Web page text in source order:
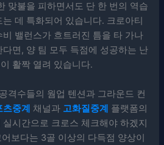
맞불을 피하면서도 단 한 번의 역습
데 특화되어 있습니다. 크로아티
밸런스가 흐트러진 틈을 타 가나
면, 양 팀 모두 득점에 성공하는 난
활짝 열려 있습니다.
격수들의 웜업 텐션과 그라운드 컨
츠중계 채널과 고화질중계 플랫폼의
시간으로 크로스 체크해야 하겠지
보다는 3골 이상의 다득점 양상이